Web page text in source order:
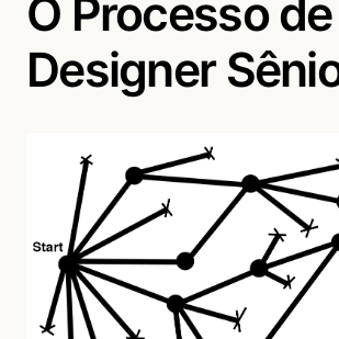
O Processo
Designer